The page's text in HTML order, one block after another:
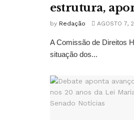
estrutura,
by Redação AGOSTO 7,
A Comissão de Direitos
situação dos...